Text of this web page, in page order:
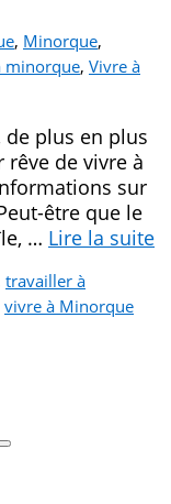
, Minorque,
minorque, Vivre à
plus en plus
de vivre à
sur
être que le
… Lire la suite­­
travailler à
vivre à Minorque